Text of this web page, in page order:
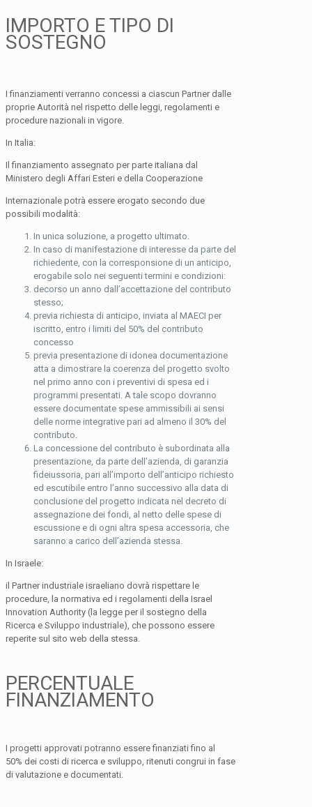
IMPORTO E TIPO DI
SOSTEGNO
I finanziamenti verranno concessi a ciascun Partner dalle
proprie Autorità nel rispetto delle leggi, regolamenti e
procedure nazionali in vigore.
In Italia:
Il finanziamento assegnato per parte italiana dal
Ministero degli Affari Esteri e della Cooperazione
Internazionale potrà essere erogato secondo due
possibili modalità:
In unica soluzione, a progetto ultimato.
In caso di manifestazione di interesse da parte del
richiedente, con la corresponsione di un anticipo,
erogabile solo nei seguenti termini e condizioni:
decorso un anno dall’accettazione del contributo
stesso;
previa richiesta di anticipo, inviata al MAECI per
iscritto, entro i limiti del 50% del contributo
concesso
previa presentazione di idonea documentazione
atta a dimostrare la coerenza del progetto svolto
nel primo anno con i preventivi di spesa ed i
programmi presentati. A tale scopo dovranno
essere documentate spese ammissibili ai sensi
delle norme integrative pari ad almeno il 30% del
contributo.
La concessione del contributo è subordinata alla
presentazione, da parte dell’azienda, di garanzia
fideiussoria, pari all’importo dell’anticipo richiesto
ed escutibile entro l’anno successivo alla data di
conclusione del progetto indicata nel decreto di
assegnazione dei fondi, al netto delle spese di
escussione e di ogni altra spesa accessoria, che
saranno a carico dell’azienda stessa.
In Israele:
il Partner industriale israeliano dovrà rispettare le
procedure, la normativa ed i regolamenti della Israel
Innovation Authority (la legge per il sostegno della
Ricerca e Sviluppo industriale), che possono essere
reperite sul sito web della stessa.
PERCENTUALE
FINANZIAMENTO
I progetti approvati potranno essere finanziati fino al
50% dei costi di ricerca e sviluppo, ritenuti congrui in fase
di valutazione e documentati.